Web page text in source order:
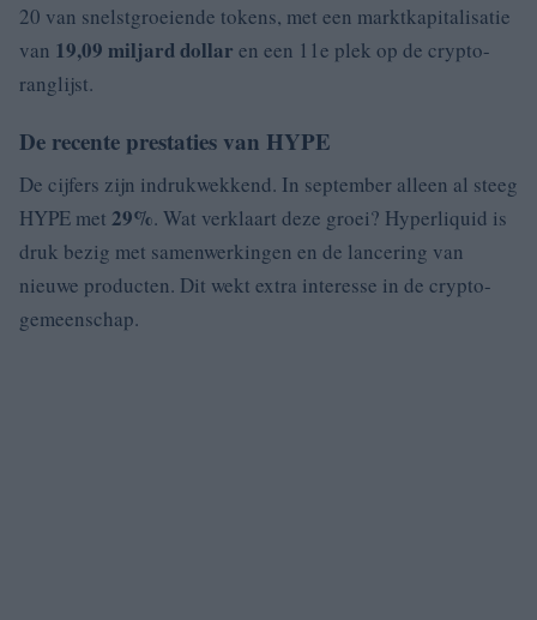
20 van snelstgroeiende tokens, met een marktkapitalisatie
van 19,09 miljard dollar en een 11e plek op de crypto-
ranglijst.
De recente prestaties van HYPE
De cijfers zijn indrukwekkend. In september alleen al steeg
HYPE met 29%. Wat verklaart deze groei? Hyperliquid is
druk bezig met samenwerkingen en de lancering van
nieuwe producten. Dit wekt extra interesse in de crypto-
gemeenschap.